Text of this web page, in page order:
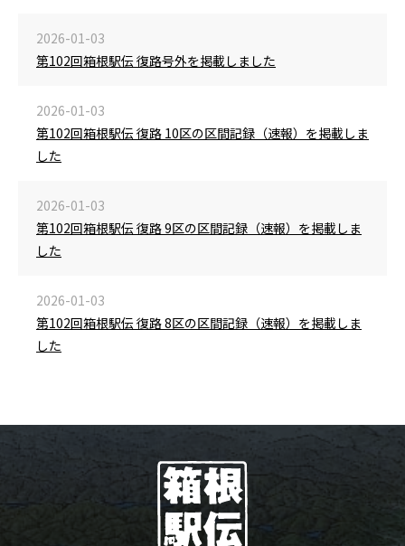
2026-01-03
第102回箱根駅伝 復路号外を掲載しました
2026-01-03
第102回箱根駅伝 復路 10区の区間記録（速報）を掲載しま
した
2026-01-03
第102回箱根駅伝 復路 9区の区間記録（速報）を掲載しま
した
2026-01-03
第102回箱根駅伝 復路 8区の区間記録（速報）を掲載しま
した